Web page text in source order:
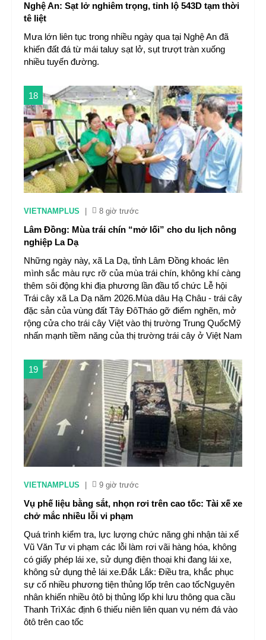
Nghệ An: Sạt lở nghiêm trọng, tỉnh lộ 543D tạm thời
tê liệt
Mưa lớn liên tục trong nhiều ngày qua tại Nghệ An đã
khiến đất đá từ mái taluy sạt lở, sụt trượt tràn xuống
nhiều tuyến đường.
18
VIETNAMPLUS 8 giờ trước
Lâm Đồng: Mùa trái chín “mở lối” cho du lịch nông
nghiệp La Dạ
Những ngày này, xã La Dạ, tỉnh Lâm Đồng khoác lên
mình sắc màu rực rỡ của mùa trái chín, không khí càng
thêm sôi động khi địa phương lần đầu tổ chức Lễ hội
Trái cây xã La Dạ năm 2026.Mùa dâu Hạ Châu - trái cây
đặc sản của vùng đất Tây ĐôTháo gỡ điểm nghẽn, mở
rộng cửa cho trái cây Việt vào thị trường Trung QuốcMỹ
nhấn mạnh tiềm năng của thị trường trái cây ở Việt Nam
19
VIETNAMPLUS 9 giờ trước
Vụ phế liệu bằng sắt, nhọn rơi trên cao tốc: Tài xế xe
chở mắc nhiều lỗi vi phạm
Quá trình kiểm tra, lực lượng chức năng ghi nhận tài xế
Vũ Văn Tư vi phạm các lỗi làm rơi vãi hàng hóa, không
có giấy phép lái xe, sử dụng điện thoại khi đang lái xe,
không sử dụng thẻ lái xe.Đắk Lắk: Điều tra, khắc phục
sự cố nhiều phương tiện thủng lốp trên cao tốcNguyên
nhân khiến nhiều ôtô bị thủng lốp khi lưu thông qua cầu
Thanh TrìXác định 6 thiếu niên liên quan vụ ném đá vào
ôtô trên cao tốc